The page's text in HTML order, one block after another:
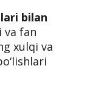
bilan
va fan
xulqi va